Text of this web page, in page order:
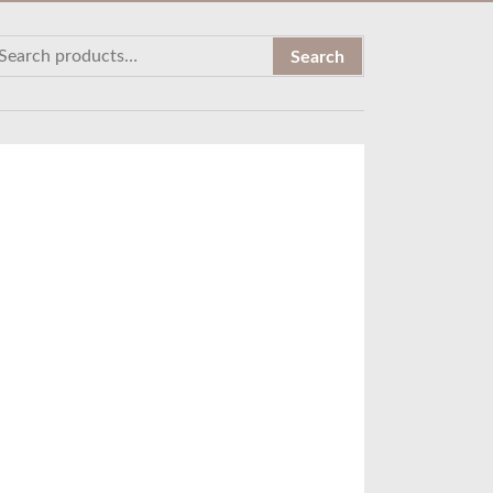
Search